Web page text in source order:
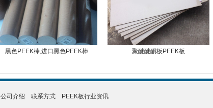
黑色PEEK棒,进口黑色PEEK棒 聚醚醚酮板PEEK板
公司介绍 联系方式 PEEK板行业资讯